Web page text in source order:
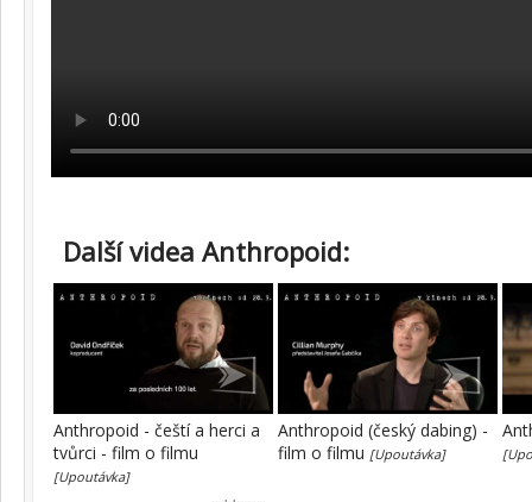
Další videa Anthropoid:
Anthropoid - čeští a herci a
tvůrci - film o filmu
[Upoutávka]
Anthropoid (český dabing) -
film o filmu [Upoutávka]